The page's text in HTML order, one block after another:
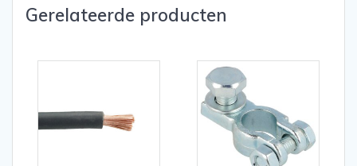
Gerelateerde producten